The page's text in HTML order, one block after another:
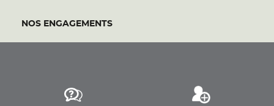
NOS ENGAGEMENTS